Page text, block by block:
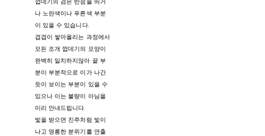
나 노란색이나 푸른색 부분
이 있을 수 있습니다.
겹겹이 쌓아올리는 과정에서
모든 조개 껍데기의 모양이
완벽히 일치하지않아 끝 부
분이 부분적으로 이가 나간
듯이 보이는 부분이 있을 수
있으나 이는 불량이 아님을
미리 안내드립니다.
빛을 받으면 진주처럼 빛이
나고 영롱한 분위기를 연출